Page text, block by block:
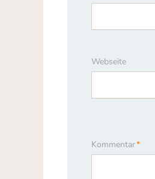
Webseite
Pflichtfeld
Kommentar*